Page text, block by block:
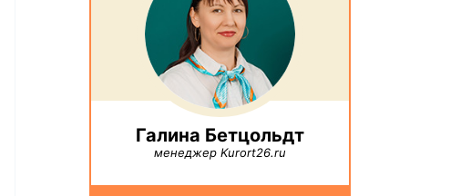
Галина Бетцольдт
менеджер Kurort26.ru